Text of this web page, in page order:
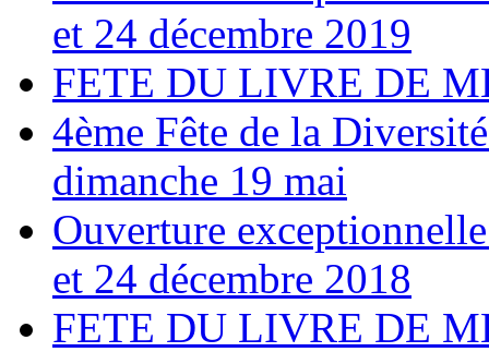
et 24 décembre 2019
FETE DU LIVRE DE
4ème Fête de la
dimanche 19 mai
Ouverture
et 24 décembre 2018
FETE DU LIVRE DE